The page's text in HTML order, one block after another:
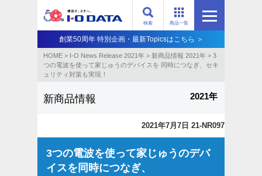
商品一覧
検索
創業50周年 特別企画・最新Topicsはこちら ＞
HOME > I-O News Release 2021年 > 新商品情報 2021年 > 3
つの電波を使って家じゅうのデバイスを 同時につなぎ、セキ
ュリティ対策も実現！
新商品情報 2021年
2021年7月7日 21-NR097
3つの電波を使って家じゅうのデバ
イスを同時につなぎ、